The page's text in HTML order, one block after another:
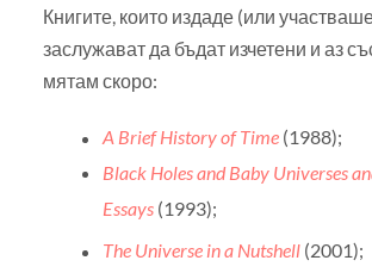
Книгите, които издаде (или
заслужават да бъдат изчетени и аз
мятам скоро:
A Brief History of Time(1988);
Black Holes and Baby Universes
Essays(1993);
The Universe in a Nutshell(2001);